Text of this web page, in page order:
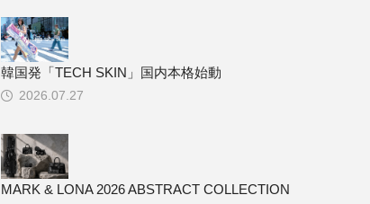
2026.07.27
韓国発「TECH SKIN」国内本格始動
MARK & LONA 2026 ABSTRACT COLLECTION